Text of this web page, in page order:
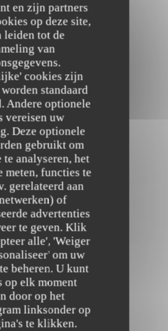
en zijn partners
op deze site,
leiden tot de
van
cookies zijn
standaard
Andere optionele
vereisen uw
Deze optionele
gebruikt om
analyseren, het
meten, functies te
gerelateerd aan
of
advertenties
te geven. Klik
alle', 'Weiger
om uw
beheren. U kunt
op elk moment
door op het
linksonder op
te klikken.